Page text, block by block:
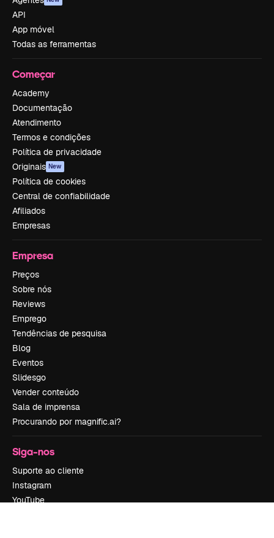
API
App móvel
Todas as ferramentas
Começar
Academy
Documentação
Atendimento
Termos e condições
Política de privacidade
Originais New
Política de cookies
Central de confiabilidade
Afiliados
Empresas
Empresa
Preços
Sobre nós
Reviews
Emprego
Tendências de pesquisa
Blog
Eventos
Slidesgo
Vender conteúdo
Sala de imprensa
Procurando por magnific.ai?
Siga-nos
Suporte ao cliente
Instagram
YouTube